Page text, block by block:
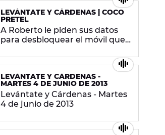
LEVÁNTATE Y CÁRDENAS | COCO
PRETEL
A Roberto le piden sus datos
para desbloquear el móvil que
LEVÁNTATE Y CÁRDENAS -
MARTES 4 DE JUNIO DE 2013
Levántate y Cárdenas - Martes
4 de junio de 2013